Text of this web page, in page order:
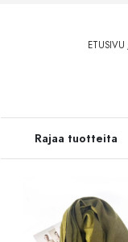
ETUSIVU
Siirry tuotteisiin
Rajaa tuotteita